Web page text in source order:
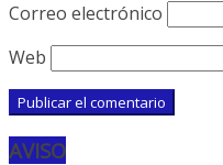
Correo electrónico
Web
AVISO